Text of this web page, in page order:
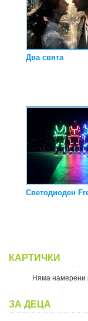
Два свята
Светодиоден
КАРТИЧКИ
Няма намерени
ЗА ДЕЦА